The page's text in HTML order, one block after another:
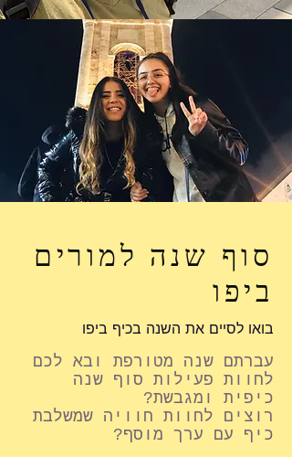
סוף שנה למורים
ביפו
בואו לסיים את השנה בכיף ביפו
עברתם שנה מטורפת ובא לכם
לחוות פעילות סוף שנה
כיפית ומגבשת?
רוצים לחוות חוויה שמשלבת
כיף עם ערך מוסף?